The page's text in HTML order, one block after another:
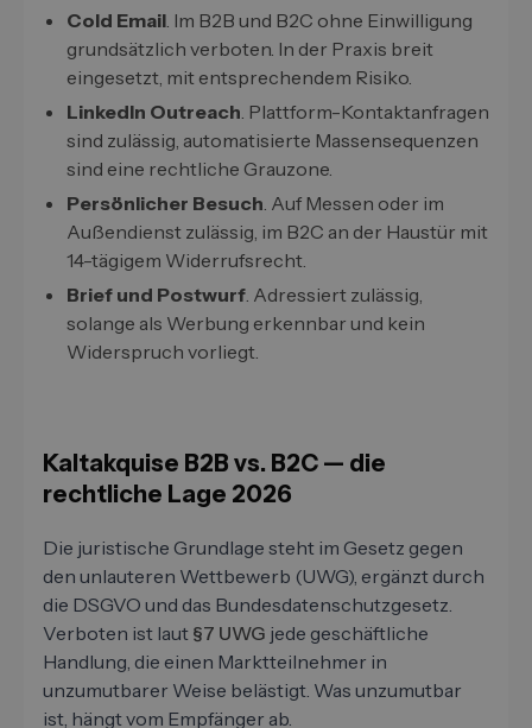
Cold Email. Im B2B und B2C ohne Einwilligung
grundsätzlich verboten. In der Praxis breit
eingesetzt, mit entsprechendem Risiko.
LinkedIn Outreach. Plattform-Kontaktanfragen
sind zulässig, automatisierte Massensequenzen
sind eine rechtliche Grauzone.
Persönlicher Besuch. Auf Messen oder im
Außendienst zulässig, im B2C an der Haustür mit
14-tägigem Widerrufsrecht.
Brief und Postwurf. Adressiert zulässig,
solange als Werbung erkennbar und kein
Widerspruch vorliegt.
Kaltakquise B2B vs. B2C — die
rechtliche Lage 2026
Die juristische Grundlage steht im Gesetz gegen
den unlauteren Wettbewerb (UWG), ergänzt durch
die DSGVO und das Bundesdatenschutzgesetz.
Verboten ist laut §7 UWG jede geschäftliche
Handlung, die einen Marktteilnehmer in
unzumutbarer Weise belästigt. Was unzumutbar
ist, hängt vom Empfänger ab.